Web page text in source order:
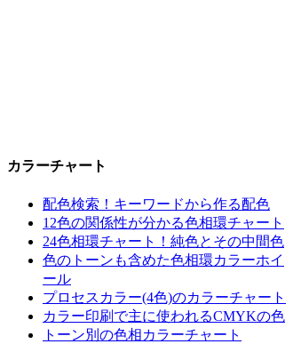
カラーチャート
配色検索！キーワードから作る配色
12色の関係性が分かる色相環チャート
24色相環チャート！純色とその中間色
色のトーンも含めた色相環カラーホイ
ール
プロセスカラー(4色)のカラーチャート
カラー印刷で主に使われるCMYKの色
トーン別の色相カラーチャート